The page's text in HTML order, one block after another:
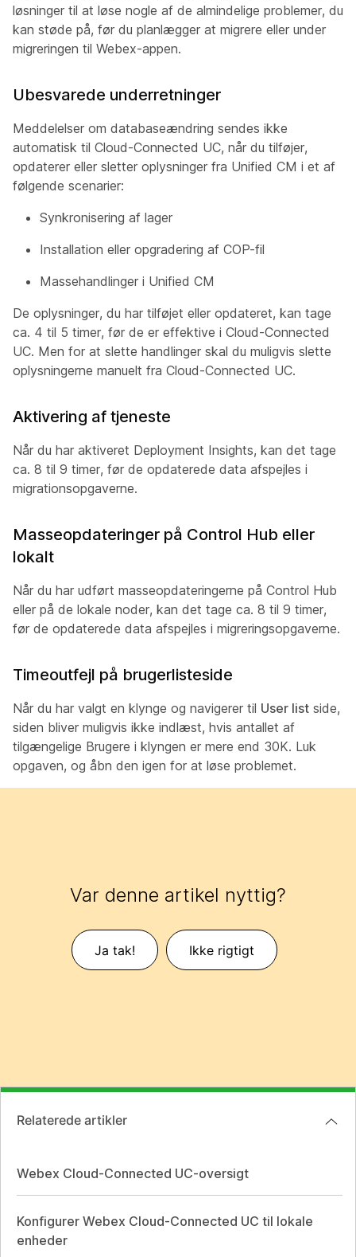
løsninger til at løse nogle af de almindelige problemer, du
kan støde på, før du planlægger at migrere eller under
migreringen til Webex-appen.
Ubesvarede underretninger
Meddelelser om databaseændring sendes ikke
automatisk til Cloud-Connected UC, når du tilføjer,
opdaterer eller sletter oplysninger fra Unified CM i et af
følgende scenarier:
Synkronisering af lager
Installation eller opgradering af COP-fil
Massehandlinger i Unified CM
De oplysninger, du har tilføjet eller opdateret, kan tage
ca. 4 til 5 timer, før de er effektive i Cloud-Connected
UC. Men for at slette handlinger skal du muligvis slette
oplysningerne manuelt fra Cloud-Connected UC.
Aktivering af tjeneste
Når du har aktiveret Deployment Insights, kan det tage
ca. 8 til 9 timer, før de opdaterede data afspejles i
migrationsopgaverne.
Masseopdateringer på Control Hub eller
lokalt
Når du har udført masseopdateringerne på Control Hub
eller på de lokale noder, kan det tage ca. 8 til 9 timer,
før de opdaterede data afspejles i migreringsopgaverne.
Timeoutfejl på brugerlisteside
Når du har valgt en klynge og navigerer til User list side,
siden bliver muligvis ikke indlæst, hvis antallet af
tilgængelige Brugere i klyngen er mere end 30K. Luk
opgaven, og åbn den igen for at løse problemet.
Var denne artikel nyttig?
Ja tak! Ikke rigtigt
Relaterede artikler
Webex Cloud-Connected UC-oversigt
Konfigurer Webex Cloud-Connected UC til lokale
enheder